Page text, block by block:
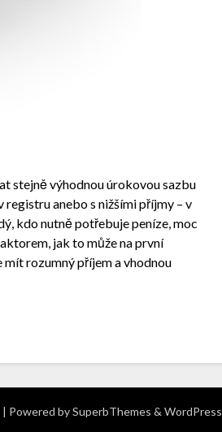
stejně výhodnou úrokovou sazbu
anebo s nižšími příjmy – v
kdo nutně potřebuje peníze, moc
jak to může na první
rozumný příjem a vhodnou
| Powered bySuperbThemes & WordPress